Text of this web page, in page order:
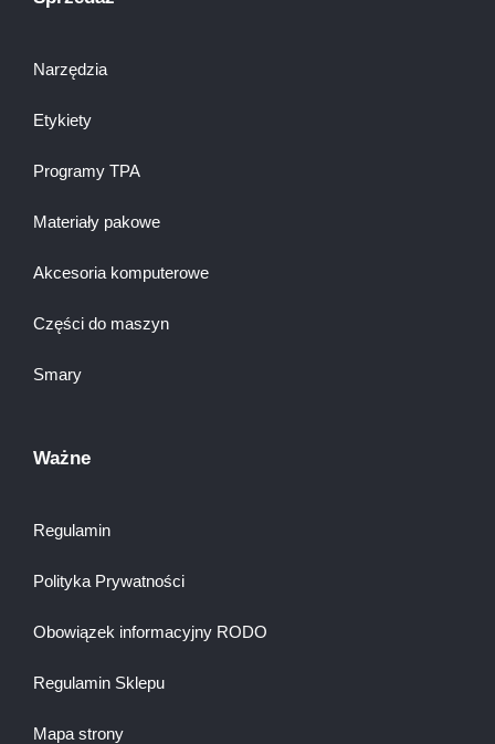
Narzędzia
Etykiety
Programy TPA
Materiały pakowe
Akcesoria komputerowe
Części do maszyn
Smary
Ważne
Regulamin
Polityka Prywatności
Obowiązek informacyjny RODO
Regulamin Sklepu
Mapa strony